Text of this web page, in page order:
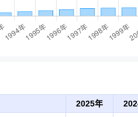
2025年